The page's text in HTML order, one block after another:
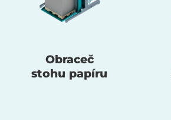
Obraceč
stohu papíru